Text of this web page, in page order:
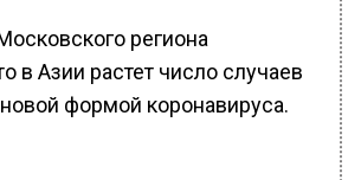
региона
в Азии растет число случаев
формой коронавируса.